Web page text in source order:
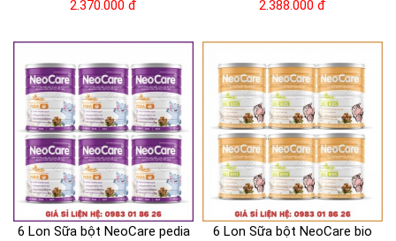
2.370.000 đ
2.388.000 đ
6 Lon Sữa bột NeoCare pedia
6 Lon Sữa bột NeoCare bio